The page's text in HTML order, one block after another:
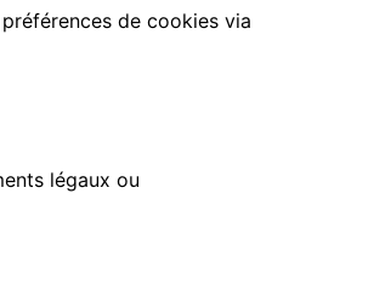
de cookies via
légaux ou